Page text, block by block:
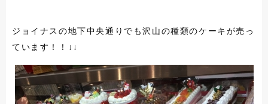
ジョイナスの地下中央通りでも沢山の種類のケーキが売っ
ています！！↓↓